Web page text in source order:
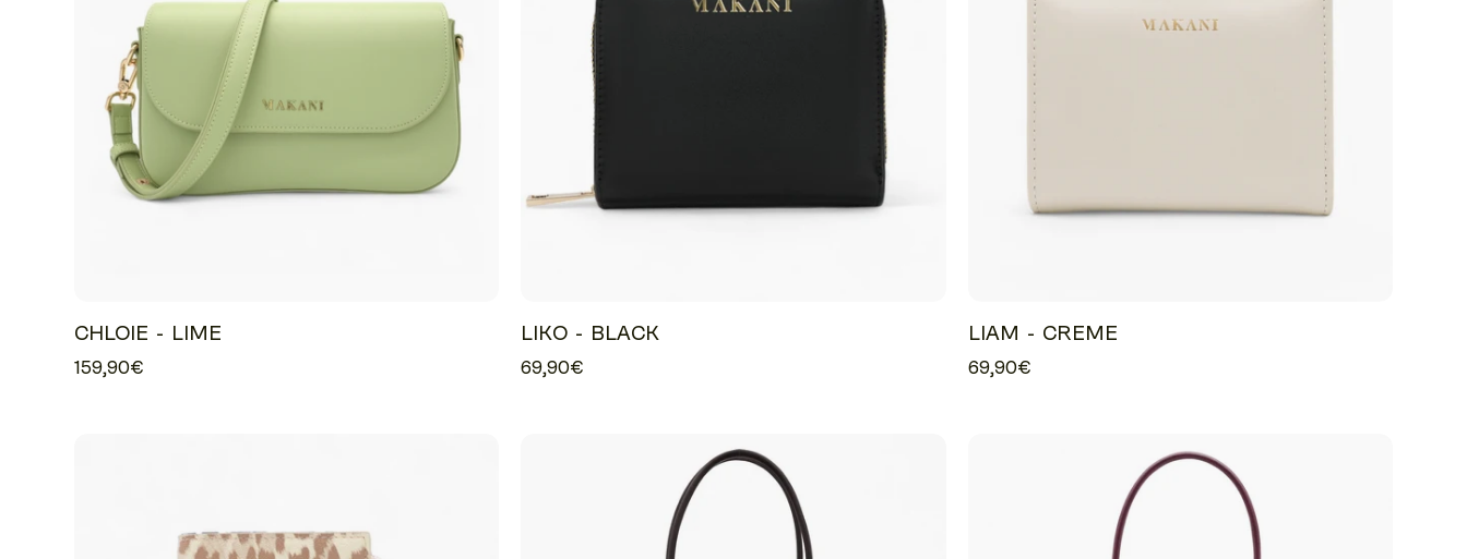
CHLOIE - LIME
159,90€
LIKO - BLACK
69,90€
LIAM - CREME
69,90€